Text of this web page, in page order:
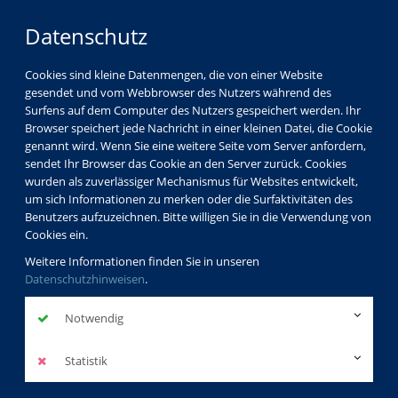
Datenschutz
Cookies sind kleine Datenmengen, die von einer Website
gesendet und vom Webbrowser des Nutzers während des
Surfens auf dem Computer des Nutzers gespeichert werden. Ihr
Browser speichert jede Nachricht in einer kleinen Datei, die Cookie
genannt wird. Wenn Sie eine weitere Seite vom Server anfordern,
sendet Ihr Browser das Cookie an den Server zurück. Cookies
wurden als zuverlässiger Mechanismus für Websites entwickelt,
um sich Informationen zu merken oder die Surfaktivitäten des
Benutzers aufzuzeichnen. Bitte willigen Sie in die Verwendung von
Cookies ein.
Weitere Informationen finden Sie in unseren
Datenschutzhinweisen.
Notwendig
Statistik